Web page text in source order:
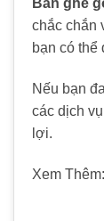
Bàn ghế
chắc chắn
bạn có thể
Nếu bạn
các dịch vụ
lợi.
Xem Thêm: